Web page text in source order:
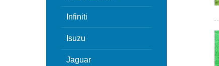
Infiniti
Isuzu
Jaguar